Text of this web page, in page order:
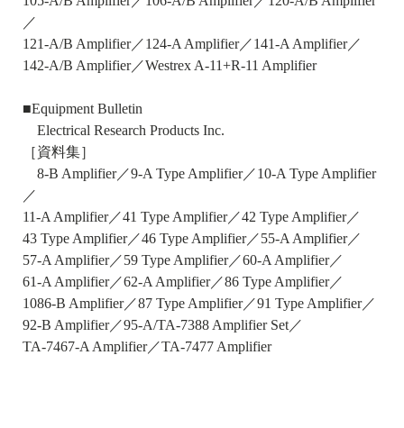
／
121-A/B Amplifier／124-A Amplifier／141-A Amplifier／
142-A/B Amplifier／Westrex A-11+R-11 Amplifier
■Equipment Bulletin
Electrical Research Products Inc.
［資料集］
8-B Amplifier／9-A Type Amplifier／10-A Type Amplifier
／
11-A Amplifier／41 Type Amplifier／42 Type Amplifier／
43 Type Amplifier／46 Type Amplifier／55-A Amplifier／
57-A Amplifier／59 Type Amplifier／60-A Amplifier／
61-A Amplifier／62-A Amplifier／86 Type Amplifier／
1086-B Amplifier／87 Type Amplifier／91 Type Amplifier／
92-B Amplifier／95-A/TA-7388 Amplifier Set／
TA-7467-A Amplifier／TA-7477 Amplifier